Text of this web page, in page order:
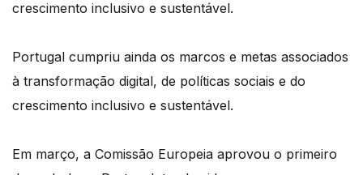
crescimento inclusivo e sustentável.
Portugal cumpriu ainda os marcos e metas associados
à transformação digital, de políticas sociais e do
crescimento inclusivo e sustentável.
Em março, a Comissão Europeia aprovou o primeiro